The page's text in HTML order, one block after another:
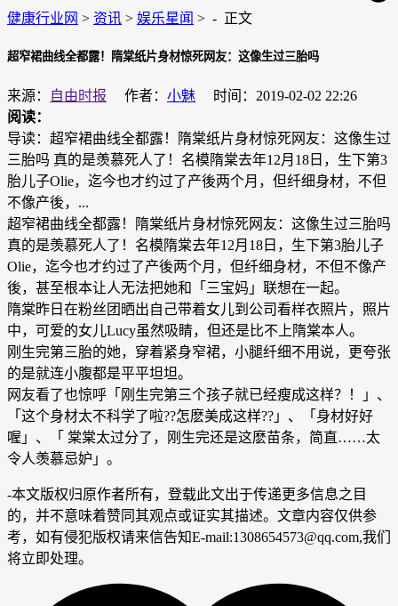
健康行业网 > 资讯 > 娱乐星闻 > - 正文
超窄裙曲线全都露！隋棠纸片身材惊死网友：这像生过三胎吗
来源： 自由时报 作者： 小魅
时间：2019-02-02 22:26
阅读：
导读：超窄裙曲线全都露！隋棠纸片身材惊死网友：这像生过
三胎吗 真的是羡慕死人了！名模隋棠去年12月18日，生下第3
胎儿子Olie，迄今也才约过了产後两个月，但纤细身材，不但
不像产後，...
超窄裙曲线全都露！隋棠纸片身材惊死网友：这像生过三胎吗
真的是羡慕死人了！名模隋棠去年12月18日，生下第3胎儿子
Olie，迄今也才约过了产後两个月，但纤细身材，不但不像产
後，甚至根本让人无法把她和「三宝妈」联想在一起。
隋棠昨日在粉丝团晒出自己带着女儿到公司看样衣照片，照片
中，可爱的女儿Lucy虽然吸睛，但还是比不上隋棠本人。
刚生完第三胎的她，穿着紧身窄裙，小腿纤细不用说，更夸张
的是就连小腹都是平平坦坦。
网友看了也惊呼「刚生完第三个孩子就已经瘦成这样？！」、
「这个身材太不科学了啦??怎麽美成这样??」、「身材好好
喔」、「 棠棠太过分了，刚生完还是这麽苗条，简直……太
令人羡慕忌妒」。
-本文版权归原作者所有，登载此文出于传递更多信息之目
的，并不意味着赞同其观点或证实其描述。文章内容仅供参
考，如有侵犯版权请来信告知E-mail:1308654573@qq.com,我们
将立即处理。